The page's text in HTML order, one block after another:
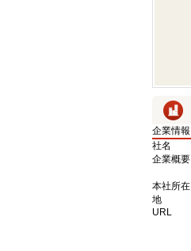
企業情報
社名
企業概要
本社所在
地
URL